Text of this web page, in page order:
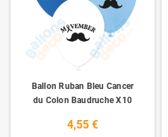
Ballon Ruban Bleu Cancer
du Colon Baudruche X10
4,55 €